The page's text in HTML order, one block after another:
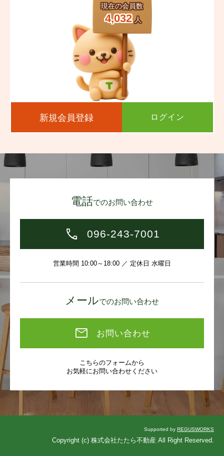
現在の会員数
4,032 人
新規会員登録 ログイン
電話でのお問い合わせ
096-243-7001
営業時間 10:00～18:00 ／ 定休日 水曜日
メールでのお問い合わせ
お問い合わせ
こちらのフォームから
お気軽にお問い合わせください
Supported by REGUSWORKS
Copyright (c) 株式会社たたら不動産 All Right Reserved.